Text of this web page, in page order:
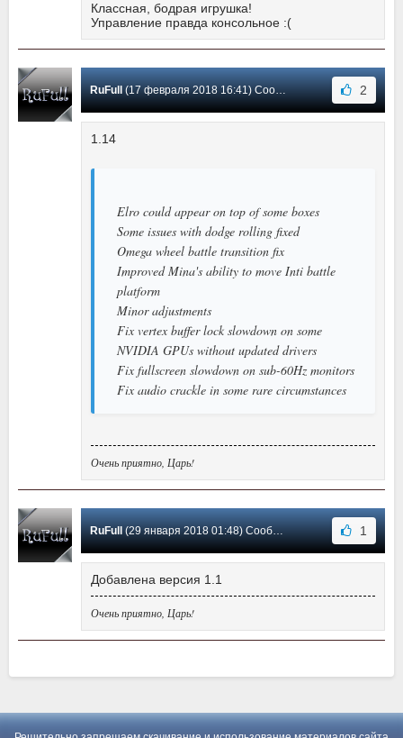
Классная, бодрая игрушка!
Управление правда консольное :(
RuFull (17 февраля 2018 16:41) Сообщение #2 2
1.14
Elro could appear on top of some boxes
Some issues with dodge rolling fixed
Omega wheel battle transition fix
Improved Mina's ability to move Inti battle
platform
Minor adjustments
Fix vertex buffer lock slowdown on some
NVIDIA GPUs without updated drivers
Fix fullscreen slowdown on sub-60Hz monitors
Fix audio crackle in some rare circumstances
Очень приятно, Царь!
RuFull (29 января 2018 01:48) Сообщение #1 1
Добавлена версия 1.1
Очень приятно, Царь!